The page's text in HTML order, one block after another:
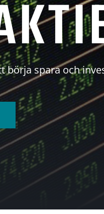
börja spara och